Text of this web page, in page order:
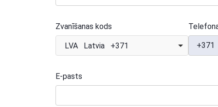
Zvanīšanas kods
LVA Latvia +371 +371
E-pasts